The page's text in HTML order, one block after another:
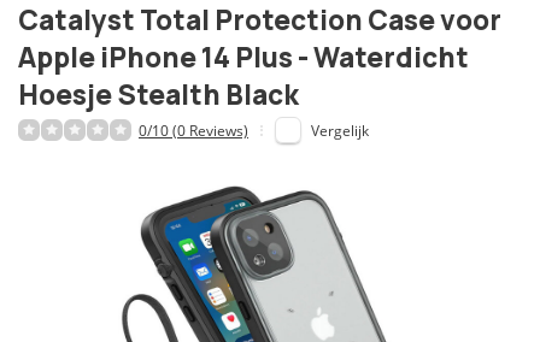
Catalyst Total Protection Case voor
Apple iPhone 14 Plus - Waterdicht
Hoesje Stealth Black
0/10 (0 Reviews) Vergelijk